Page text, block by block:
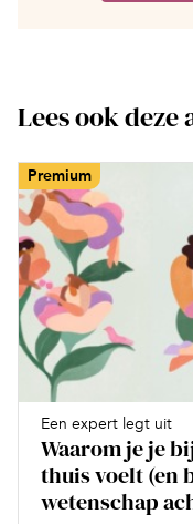
Lees ook
Premium
Een expert legt uit
Waarom je je
thuis voelt (en
wetenschap